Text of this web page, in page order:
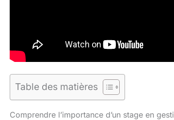
Table des matières
Comprendre l’importance d’un stage en